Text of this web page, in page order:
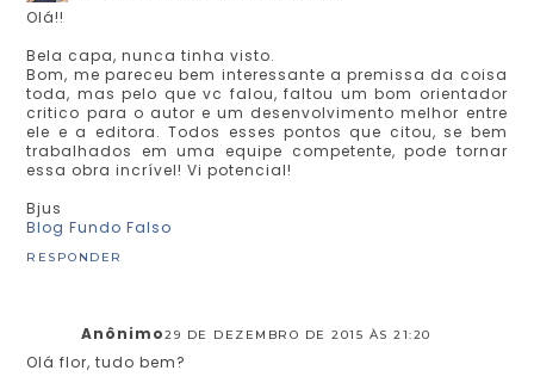
Olá!!
Bela capa, nunca tinha visto.
Bom, me pareceu bem interessante a premissa da coisa
toda, mas pelo que vc falou, faltou um bom orientador
critico para o autor e um desenvolvimento melhor entre
ele e a editora. Todos esses pontos que citou, se bem
trabalhados em uma equipe competente, pode tornar
essa obra incrível! Vi potencial!
Bjus
Blog Fundo Falso
RESPONDER
Anônimo29 DE DEZEMBRO DE 2015 ÀS 21:20
Olá flor, tudo bem?